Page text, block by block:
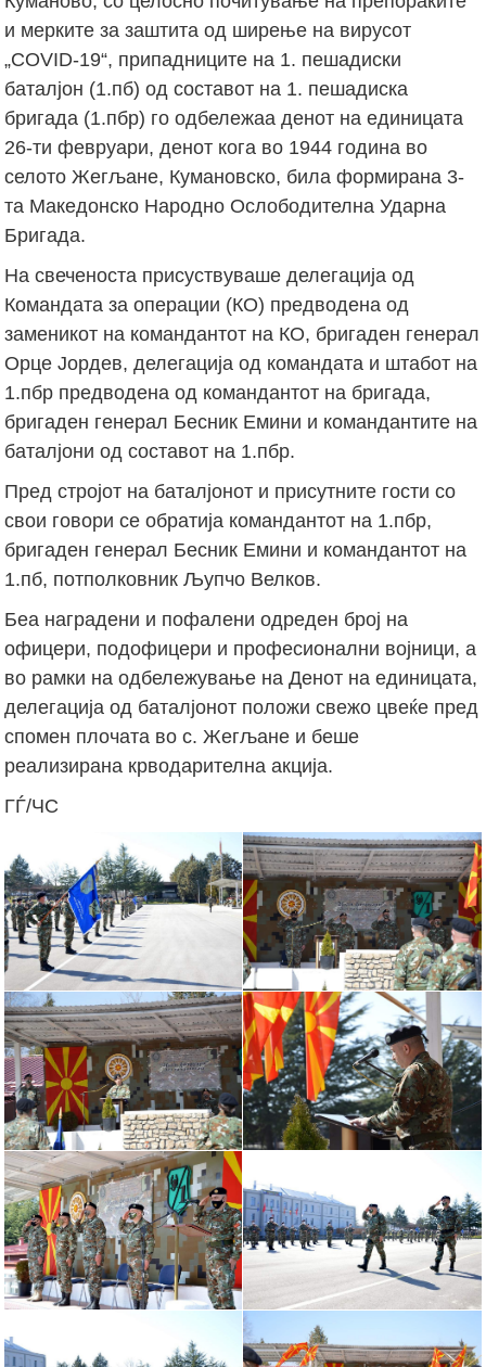
и мерките за заштита од ширење на вирусот
„COVID-19“, припадниците на 1. пешадиски
баталјон (1.пб) од составот на 1. пешадиска
бригада (1.пбр) го одбележаа денот на единицата
26-ти февруари, денот кога во 1944 година во
селото Жегљане, Кумановско, била формирана 3-
та Македонско Народно Ослободителна Ударна
Бригада.
На свеченоста присуствуваше делегација од
Командата за операции (КО) предводена од
заменикот на командантот на КО, бригаден генерал
Орце Јордев, делегација од командата и штабот на
1.пбр предводена од командантот на бригада,
бригаден генерал Бесник Емини и командантите на
баталјони од составот на 1.пбр.
Пред стројот на баталјонот и присутните гости со
свои говори се обратија командантот на 1.пбр,
бригаден генерал Бесник Емини и командантот на
1.пб, потполковник Љупчо Велков.
Беа наградени и пофалени одреден број на
офицери, подофицери и професионални војници, а
во рамки на одбележување на Денот на единицата,
делегација од баталјонот положи свежо цвеќе пред
спомен плочата во с. Жегљане и беше
реализирана крводарителна акција.
ГЃ/ЧС